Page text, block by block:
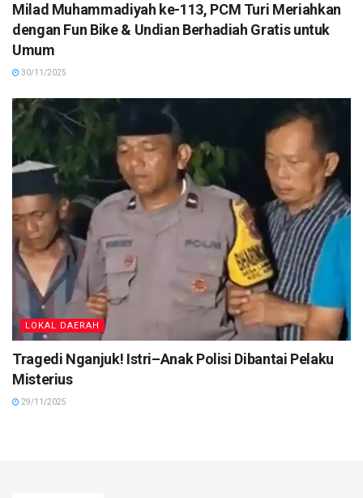
Milad Muhammadiyah ke-113, PCM Turi Meriahkan
dengan Fun Bike & Undian Berhadiah Gratis untuk
Umum
30/11/2025
LOKAL DAERAH
Tragedi Nganjuk! Istri–Anak Polisi Dibantai Pelaku
Misterius
29/11/2025